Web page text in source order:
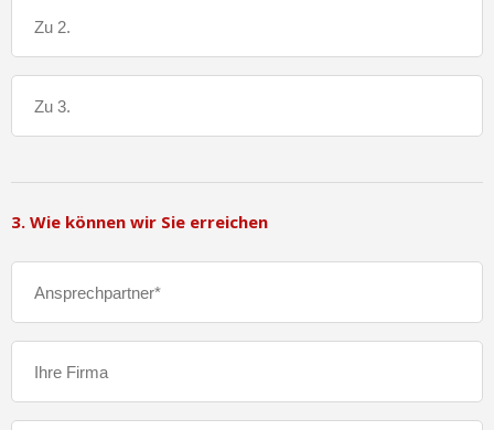
3. Wie können wir Sie erreichen